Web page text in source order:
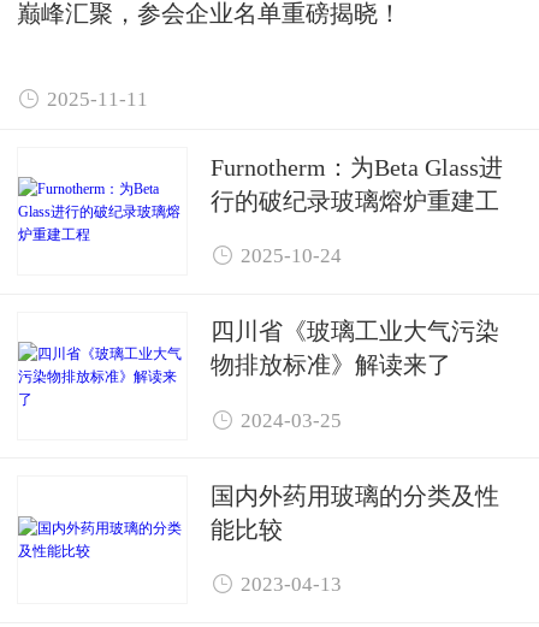
巅峰汇聚，参会企业名单重磅揭晓！
 2025-11-11
Furnotherm：为Beta Glass进
行的破纪录玻璃熔炉重建工
 2025-10-24
四川省《玻璃工业大气污染
物排放标准》解读来了
 2024-03-25
国内外药用玻璃的分类及性
能比较
 2023-04-13